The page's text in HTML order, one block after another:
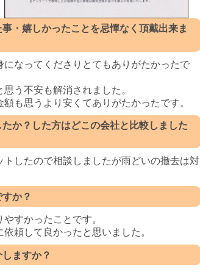
・嬉しかったことを忌憚なく頂戴出来ま
なってくださりとてもありがたかったで
う不安も解消されました。
も思うより安くてありがたかったです。
か？した方はどこの会社と比較しました
したので相談しましたが雨どいの撤去は対
か？
すかったことです。
頼して良かったと思いました。
ますか？